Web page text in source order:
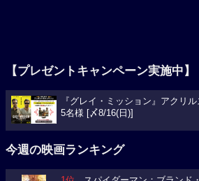
【プレゼントキャンペーン実施中】
『グレイ・ミッション』アクリ
5名様 [〆8/16(日)]
今週の映画ランキング